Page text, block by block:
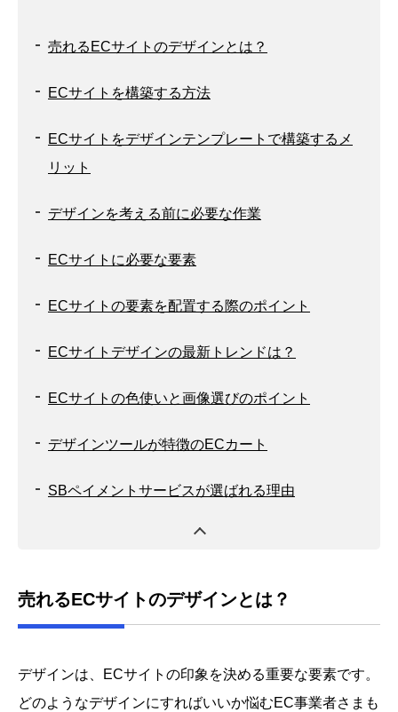
売れるECサイトのデザインとは？
ECサイトを構築する方法
ECサイトをデザインテンプレートで構築するメ
リット
デザインを考える前に必要な作業
ECサイトに必要な要素
ECサイトの要素を配置する際のポイント
ECサイトデザインの最新トレンドは？
ECサイトの色使いと画像選びのポイント
デザインツールが特徴のECカート
SBペイメントサービスが選ばれる理由
売れるECサイトのデザインとは？
デザインは、ECサイトの印象を決める重要な要素です。
どのようなデザインにすればいいか悩むEC事業者さまも